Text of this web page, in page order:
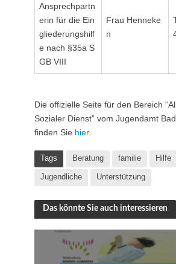
Ansprechpartn
erin für die Ein
gliederungshilf
e nach §35a S
GB VIII
Frau Henneke
n
Die offizielle Seite für den Bereich
Sozialer Dienst” vom Jugendamt
finden Sie hier.
Tags Beratung familie Hilfe
Jugendliche Unterstützung
Das könnte Sie auch interessieren